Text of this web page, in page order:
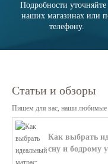
Подробности уточняйте
наших магазинах или
телефону.
Статьи и обзоры
Пишем для вас, наши любимые
Как выбрать
сну и бодрому